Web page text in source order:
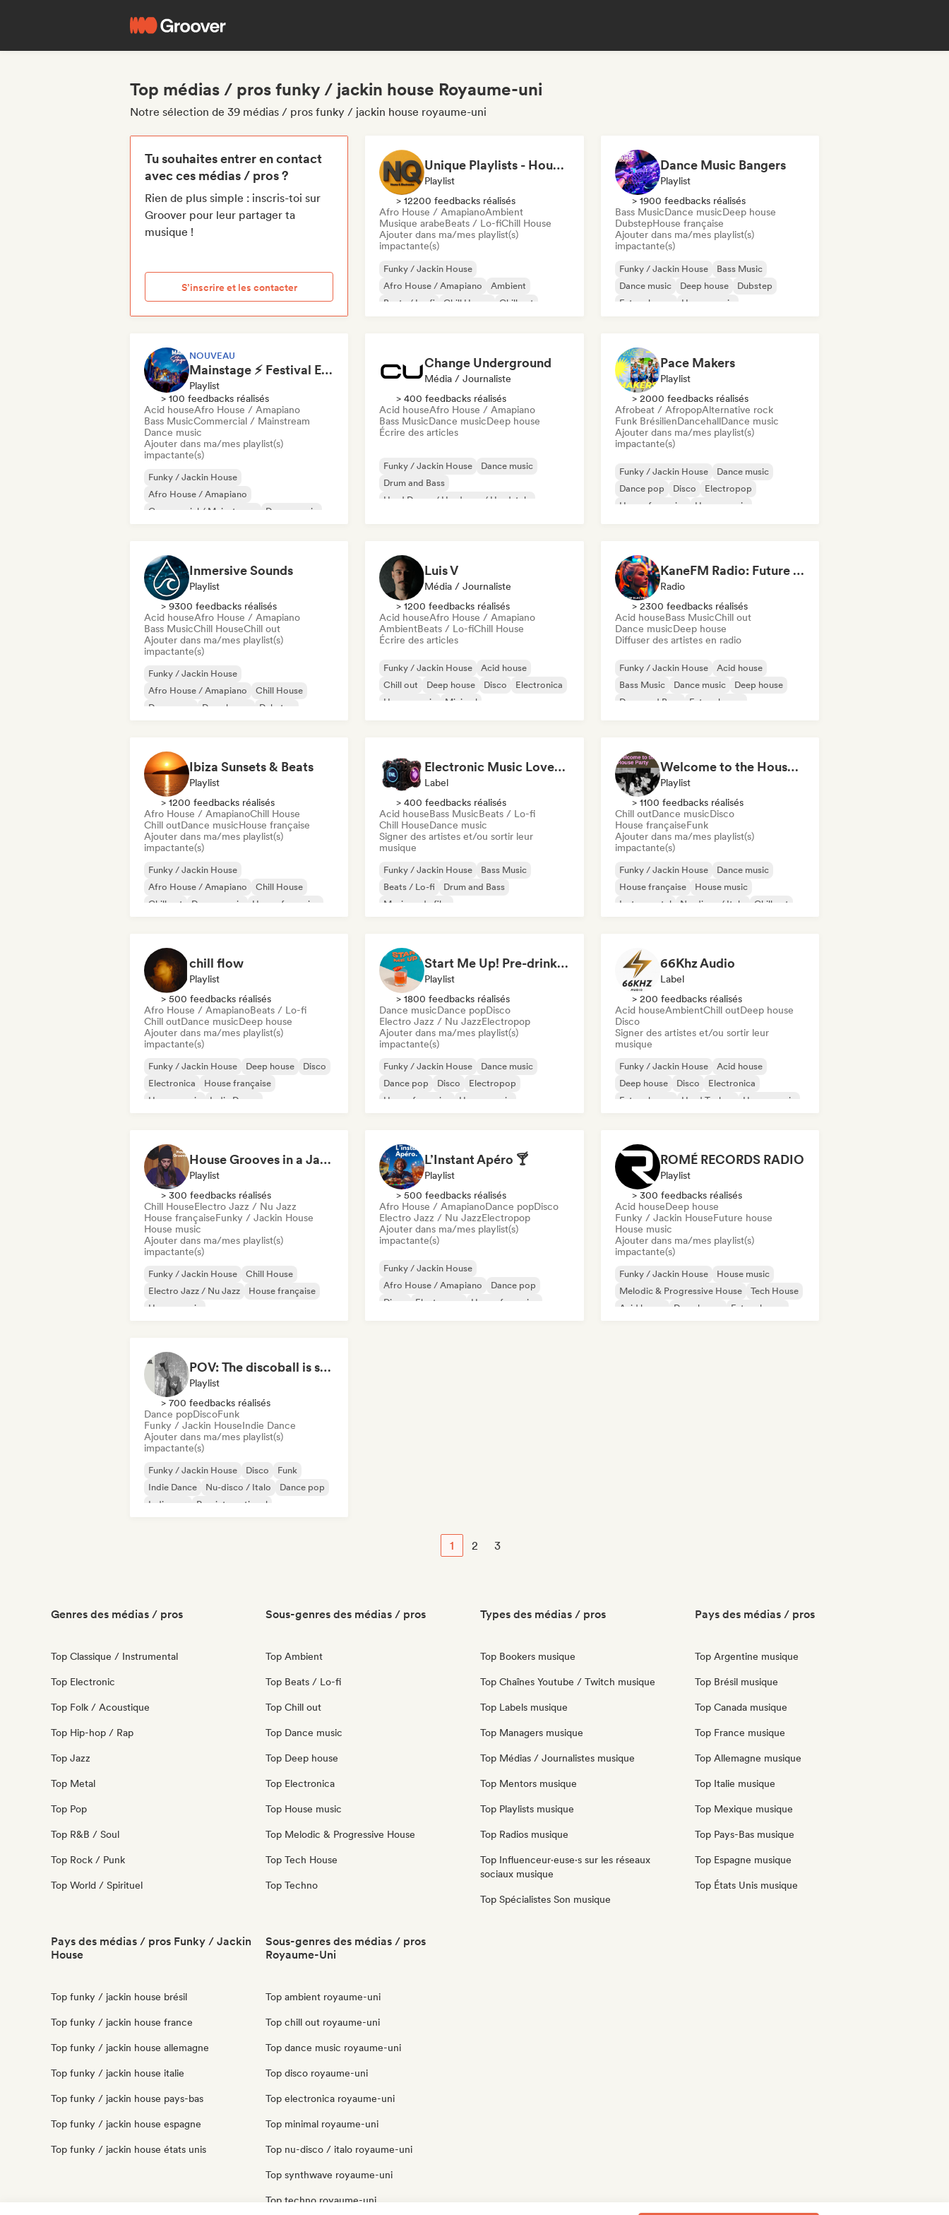
Top médias / pros funky / jackin house Royaume-uni
Notre sélection de 39 médias / pros funky / jackin house royaume-uni
Tu souhaites entrer en contact
avec ces médias / pros ?
Rien de plus simple : inscris-toi sur
Groover pour leur partager ta
musique !
S’inscrire et les contacter
Unique Playlists - House & Electronics
Playlist
> 12200 feedbacks réalisés
Afro House / AmapianoAmbient
Musique arabeBeats / Lo-fiChill House
Ajouter dans ma/mes playlist(s)
impactante(s)
Funky / Jackin House
Afro House / Amapiano
Ambient
Beats / Lo-fi
Chill House
Chill out
Dance Music Bangers
Playlist
> 1900 feedbacks réalisés
Bass MusicDance musicDeep house
DubstepHouse française
Ajouter dans ma/mes playlist(s)
impactante(s)
Funky / Jackin House
Bass Music
Dance music
Deep house
Dubstep
Future house
House music
NOUVEAU
Mainstage ⚡ Festival EDM, Big Room & House Anthems
Playlist
> 100 feedbacks réalisés
Acid houseAfro House / Amapiano
Bass MusicCommercial / Mainstream
Dance music
Ajouter dans ma/mes playlist(s)
impactante(s)
Funky / Jackin House
Afro House / Amapiano
Commercial / Mainstream
Dance music
Change Underground
Média / Journaliste
> 400 feedbacks réalisés
Acid houseAfro House / Amapiano
Bass MusicDance musicDeep house
Écrire des articles
Funky / Jackin House
Dance music
Drum and Bass
Hard Dance / Hardcore / Hardstyle
Pace Makers
Playlist
> 2000 feedbacks réalisés
Afrobeat / AfropopAlternative rock
Funk BrésilienDancehallDance music
Ajouter dans ma/mes playlist(s)
impactante(s)
Funky / Jackin House
Dance music
Dance pop
Disco
Electropop
House française
House music
Inmersive Sounds
Playlist
> 9300 feedbacks réalisés
Acid houseAfro House / Amapiano
Bass MusicChill HouseChill out
Ajouter dans ma/mes playlist(s)
impactante(s)
Funky / Jackin House
Afro House / Amapiano
Chill House
Dance pop
Deep house
Dubstep
Luis V
Média / Journaliste
> 1200 feedbacks réalisés
Acid houseAfro House / Amapiano
AmbientBeats / Lo-fiChill House
Écrire des articles
Funky / Jackin House
Acid house
Chill out
Deep house Disco
Electronica
House music
Minimal
KaneFM Radio: Future of Electronic
Radio
> 2300 feedbacks réalisés
Acid houseBass MusicChill out
Dance musicDeep house
Diffuser des artistes en radio
Funky / Jackin House
Acid house
Bass Music
Dance music
Deep house
Drum and Bass
Future house
Ibiza Sunsets & Beats
Playlist
> 1200 feedbacks réalisés
Afro House / AmapianoChill House
Chill outDance musicHouse française
Ajouter dans ma/mes playlist(s)
impactante(s)
Funky / Jackin House
Afro House / Amapiano
Chill House
Chill out
Dance music
House française
Electronic Music Lovers Group (EML)
Label
> 400 feedbacks réalisés
Acid houseBass MusicBeats / Lo-fi
Chill HouseDance music
Signer des artistes et/ou sortir leur
musique
Funky / Jackin House
Bass Music
Beats / Lo-fi
Drum and Bass
Musique de film
Welcome to the House Party
Playlist
> 1100 feedbacks réalisés
Chill outDance musicDisco
House françaiseFunk
Ajouter dans ma/mes playlist(s)
impactante(s)
Funky / Jackin House
Dance music
House française
House music
Instrumental
Nu-disco / Italo
Chill out
chill flow
Playlist
> 500 feedbacks réalisés
Afro House / AmapianoBeats / Lo-fi
Chill outDance musicDeep house
Ajouter dans ma/mes playlist(s)
impactante(s)
Funky / Jackin House Deep house
Disco
Electronica
House française
House music
Indie Dance
Start Me Up! Pre-drinks and Summer Party 🍹
Playlist
> 1800 feedbacks réalisés
Dance musicDance popDisco
Electro Jazz / Nu JazzElectropop
Ajouter dans ma/mes playlist(s)
impactante(s)
Funky / Jackin House
Dance music
Dance pop
Disco
Electropop
House française
House music
66Khz Audio
Label
> 200 feedbacks réalisés
Acid houseAmbientChill outDeep house
Disco
Signer des artistes et/ou sortir leur
musique
Funky / Jackin House
Acid house
Deep house
Disco
Electronica
Future house
Hard Techno House music
House Grooves in a Jazz Mood
Playlist
> 300 feedbacks réalisés
Chill HouseElectro Jazz / Nu Jazz
House françaiseFunky / Jackin House
House music
Ajouter dans ma/mes playlist(s)
impactante(s)
Funky / Jackin House
Chill House
Electro Jazz / Nu Jazz
House française
House music
L’Instant Apéro 🍸
Playlist
> 500 feedbacks réalisés
Afro House / AmapianoDance popDisco
Electro Jazz / Nu JazzElectropop
Ajouter dans ma/mes playlist(s)
impactante(s)
Funky / Jackin House
Afro House / Amapiano
Dance pop
Disco
Electropop
House française
ROMÉ RECORDS RADIO
Playlist
> 300 feedbacks réalisés
Acid houseDeep house
Funky / Jackin HouseFuture house
House music
Ajouter dans ma/mes playlist(s)
impactante(s)
Funky / Jackin House
House music
Melodic & Progressive House
Tech House
Acid house
Deep house
Future house
POV: The discoball is spinning, and you’re the star
Playlist
> 700 feedbacks réalisés
Dance popDiscoFunk
Funky / Jackin HouseIndie Dance
Ajouter dans ma/mes playlist(s)
impactante(s)
Funky / Jackin House Disco
Funk
Indie Dance
Nu-disco / Italo
Dance pop
Indie pop
Pop international
1 2 3
Genres des médias / pros
Top Classique / Instrumental
Top Electronic
Top Folk / Acoustique
Top Hip-hop / Rap
Top Jazz
Top Metal
Top Pop
Top R&B / Soul
Top Rock / Punk
Top World / Spirituel
Sous-genres des médias / pros
Top Ambient
Top Beats / Lo-fi
Top Chill out
Top Dance music
Top Deep house
Top Electronica
Top House music
Top Melodic & Progressive House
Top Tech House
Top Techno
Types des médias / pros
Top Bookers musique
Top Chaînes Youtube / Twitch musique
Top Labels musique
Top Managers musique
Top Médias / Journalistes musique
Top Mentors musique
Top Playlists musique
Top Radios musique
Top Influenceur·euse·s sur les réseaux
sociaux musique
Top Spécialistes Son musique
Pays des médias / pros
Top Argentine musique
Top Brésil musique
Top Canada musique
Top France musique
Top Allemagne musique
Top Italie musique
Top Mexique musique
Top Pays-Bas musique
Top Espagne musique
Top États Unis musique
Pays des médias / pros Funky / Jackin
House
Top funky / jackin house brésil
Top funky / jackin house france
Top funky / jackin house allemagne
Top funky / jackin house italie
Top funky / jackin house pays-bas
Top funky / jackin house espagne
Top funky / jackin house états unis
Sous-genres des médias / pros
Royaume-Uni
Top ambient royaume-uni
Top chill out royaume-uni
Top dance music royaume-uni
Top disco royaume-uni
Top electronica royaume-uni
Top minimal royaume-uni
Top nu-disco / italo royaume-uni
Top synthwave royaume-uni
Top techno royaume-uni